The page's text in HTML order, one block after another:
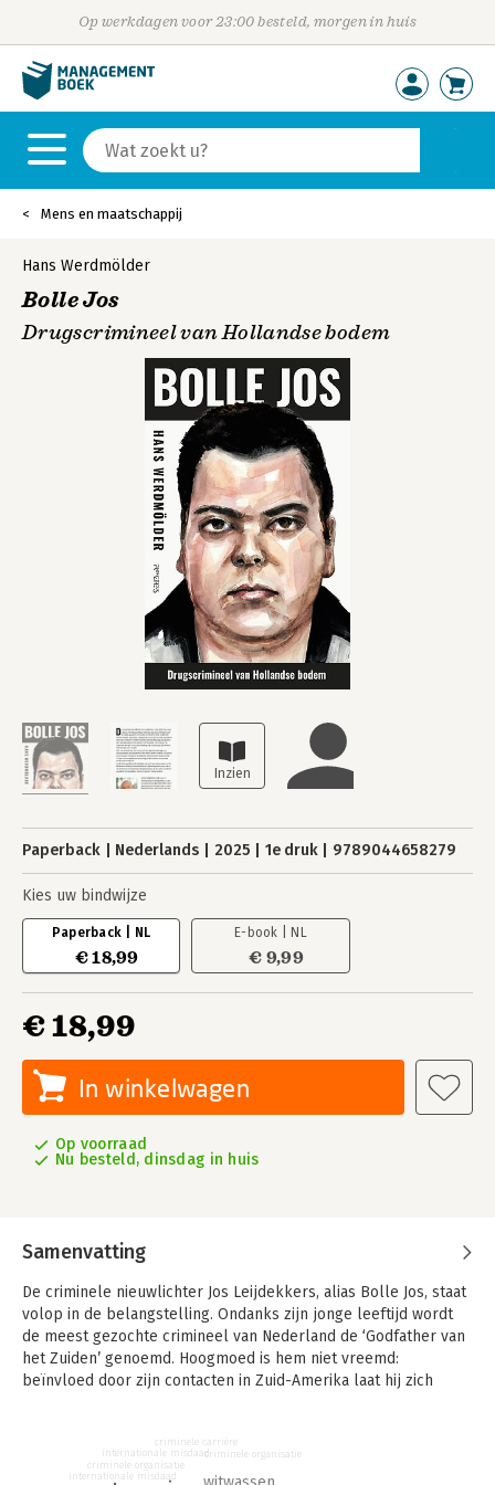
Op werkdagen voor 23:00 besteld, morgen in huis
Mens en maatschappij
Hans Werdmölder
Bolle Jos
Drugscrimineel van Hollandse bodem
Paperback Nederlands 2025 1e druk 9789044658279
Kies uw bindwijze
Paperback | NL
€ 18,99
E-book | NL
€ 9,99
€ 18,99
In winkelwagen
Op voorraad
Nu besteld, dinsdag in huis
Samenvatting
De criminele nieuwlichter Jos Leijdekkers, alias Bolle Jos, staat
volop in de belangstelling. Ondanks zijn jonge leeftijd wordt
de meest gezochte crimineel van Nederland de ‘Godfather van
het Zuiden’ genoemd. Hoogmoed is hem niet vreemd:
beïnvloed door zijn contacten in Zuid-Amerika laat hij zich
Zijn naam prijkt op de Most Wanted-lijst van Interpol.
internationale misdaad
criminele organisatie
internationale misdaad
criminele carrière
criminele organisatie